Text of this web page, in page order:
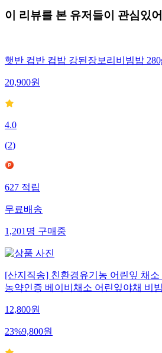
이 리뷰를 본 유저들이 관심있
햇반 컵반 컵밥 강된장보리비빔밥
20,900원
4.0
(2)
627 적립
무료배송
1,201 명 구매중
[산지직송] 친환경유기농 어린잎 채소
농약인증 베이비채소 어린잎야채 비
12,800원
23%9,800원